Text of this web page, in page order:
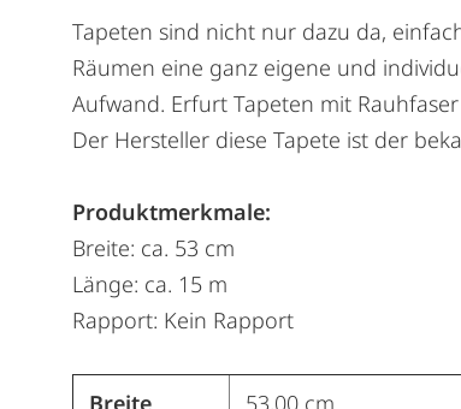
Tapeten sind nicht nur dazu da,
Räumen eine ganz eigene und
Aufwand. Erfurt Tapeten mit
Der Hersteller diese Tapete ist der
Produktmerkmale:
Breite: ca. 53 cm
Länge: ca. 15 m
Rapport: Kein Rapport
Breite 53,00 cm